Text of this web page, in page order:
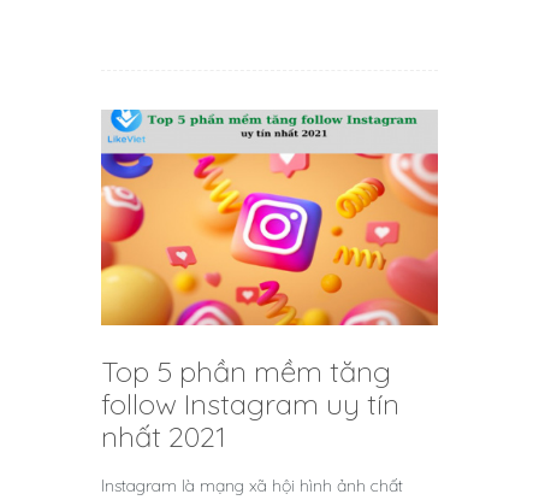
Top 5 phần mềm tăng
follow Instagram uy tín
nhất 2021
Instagram là mạng xã hội hình ảnh chất